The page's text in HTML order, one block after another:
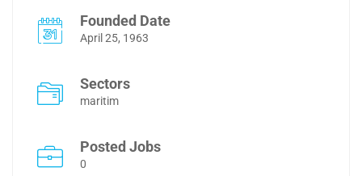
Founded Date
April 25, 1963
Sectors
maritim
Posted Jobs
0